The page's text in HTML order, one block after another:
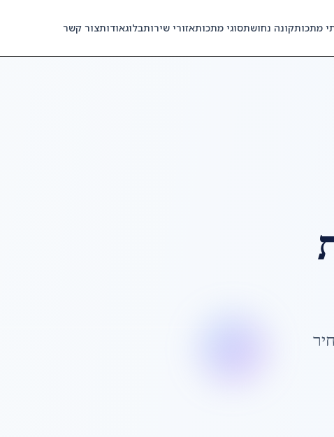
מתכותקונה נחושתסוגי מתכותאזורי שירותבלוגאודותצור קשר